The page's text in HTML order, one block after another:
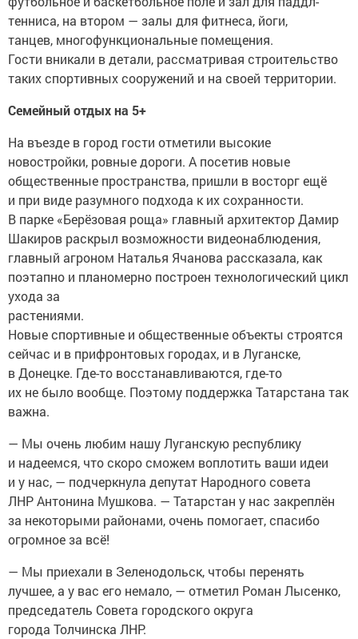
тенниса, на втором — залы для фитнеса, йоги,
танцев, многофункциональные помещения.
Гости вникали в детали, рассматривая строительство
таких спортивных сооружений и на своей территории.
Семейный отдых на 5+
На въезде в город гости отметили высокие
новостройки, ровные дороги. А посетив новые
общественные пространства, пришли в восторг ещё
и при виде разумного подхода к их сохранности.
В парке «Берёзовая роща» главный архитектор Дамир
Шакиров раскрыл возможности видеонаблюдения,
главный агроном Наталья Ячанова рассказала, как
поэтапно и планомерно построен технологический цикл
ухода за
растениями.
Новые спортивные и общественные объекты строятся
сейчас и в прифронтовых городах, и в Луганске,
в Донецке. Где-то восстанавливаются, где-то
их не было вообще. Поэтому поддержка Татарстана так
важна.
— Мы очень любим нашу Луганскую республику
и надеемся, что скоро сможем воплотить ваши идеи
и у нас, — подчеркнула депутат Народного совета
ЛНР Антонина Мушкова. — Татарстан у нас закреплён
за некоторыми районами, очень помогает, спасибо
огромное за всё!
— Мы приехали в Зеленодольск, чтобы перенять
лучшее, а у вас его немало, — отметил Роман Лысенко,
председатель Совета городского округа
города Толчинска ЛНР.